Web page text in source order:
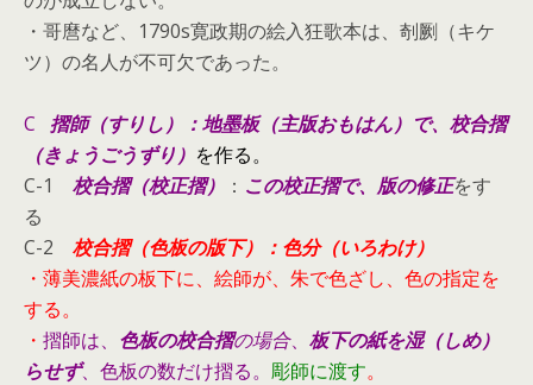
・哥麿など、1790s寛政期の絵入狂歌本は、剞劂（キケ
ツ）の名人が不可欠であった。
C 摺師（すりし）：地墨板（主版おもはん）で、校合摺
（きょうごうずり） を作る。
C-1 校合摺（校正摺） ： この校正摺で、 版の修正をす
る
C-2 校合摺（色板の版下）：色分（いろわけ）
・薄美濃紙の板下に、絵師が、朱で色ざし、色の指定を
する。
・ 摺師は、 色板の校合摺の場合、 板下の紙を湿（しめ）
らせず、色板の数だけ摺る。 彫師に渡す。